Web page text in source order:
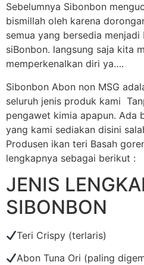
Sebelumnya Sibonbon
bismillah oleh karena
semua yang bersedia
siBonbon. langsung saja kita
memperkenalkan diri ya….
Sibonbon Abon non MSG
seluruh jenis produk kami
pengawet kimia apapun. Ada
yang kami sediakan disini
Produsen ikan teri Basah
lengkapnya sebagai berikut :
JENIS
SIBONBON
Teri Crispy (terlaris)
Abon Tuna Ori (paling